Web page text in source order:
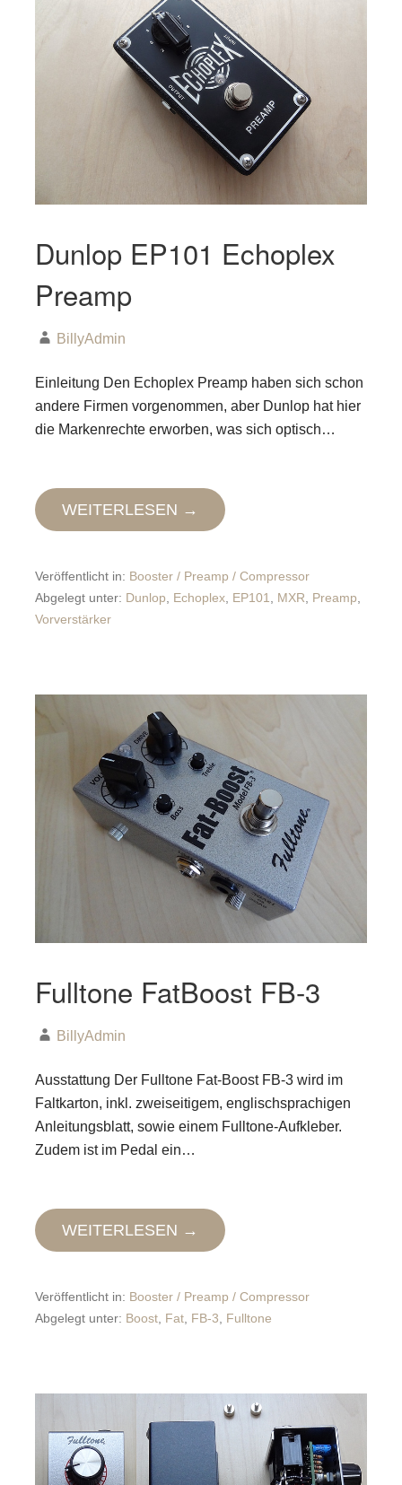
Dunlop EP101 Echoplex
Preamp
BillyAdmin
Einleitung Den Echoplex Preamp haben sich schon
andere Firmen vorgenommen, aber Dunlop hat hier
die Markenrechte erworben, was sich optisch…
WEITERLESEN →
Veröffentlicht in: Booster / Preamp / Compressor
Abgelegt unter: Dunlop Echoplex EP101 MXR Preamp
Vorverstärker
Fulltone FatBoost FB-3
BillyAdmin
Ausstattung Der Fulltone Fat-Boost FB-3 wird im
Faltkarton, inkl. zweiseitigem, englischsprachigen
Anleitungsblatt, sowie einem Fulltone-Aufkleber.
Zudem ist im Pedal ein…
WEITERLESEN →
Veröffentlicht in: Booster / Preamp / Compressor
Abgelegt unter: Boost Fat FB-3 Fulltone